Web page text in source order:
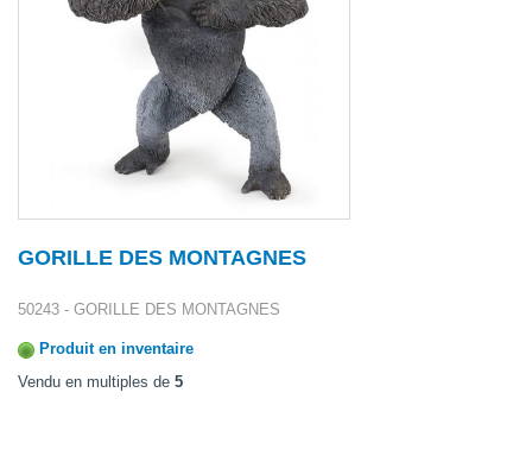
GORILLE DES MONTAGNES
50243 - GORILLE DES MONTAGNES
Produit en inventaire
Vendu en multiples de 5